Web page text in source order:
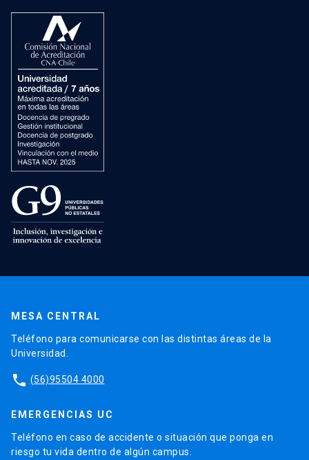
MESA CENTRAL
Teléfono para comunicarse con las distintas áreas de la
Universidad.
phone (56)95504 4000
EMERGENCIAS UC
Teléfono en caso de accidente o situación que ponga en
riesgo tu vida dentro de algún campus.